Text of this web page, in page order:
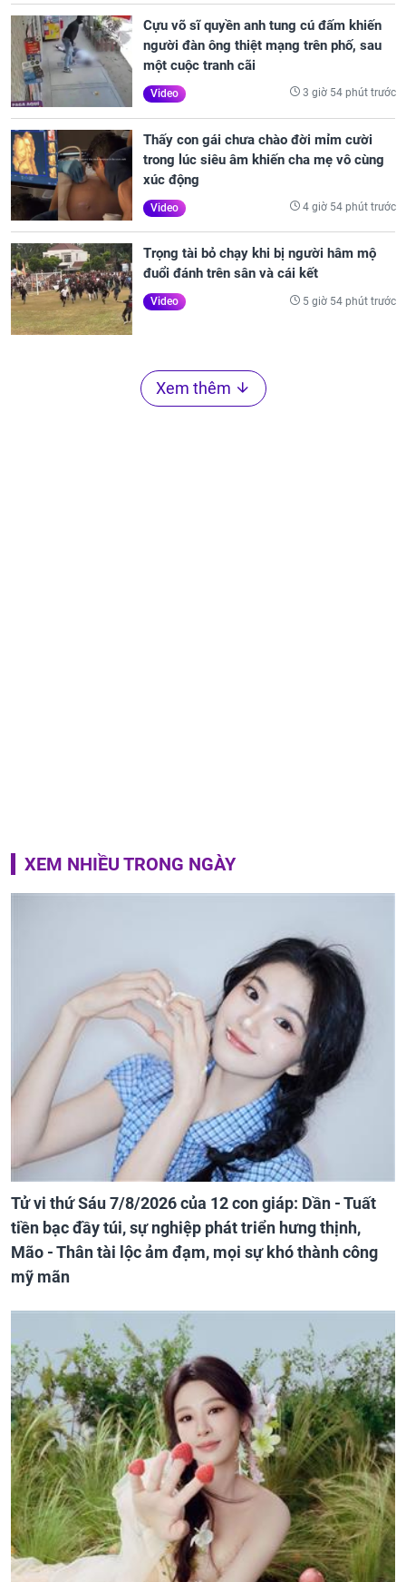
Cựu võ sĩ quyền anh tung cú đấm khiến
người đàn ông thiệt mạng trên phố, sau
một cuộc tranh cãi
Video 3 giờ 54 phút trước
Thấy con gái chưa chào đời mỉm cười
trong lúc siêu âm khiến cha mẹ vô cùng
xúc động
Video 4 giờ 54 phút trước
Trọng tài bỏ chạy khi bị người hâm mộ
đuổi đánh trên sân và cái kết
Video 5 giờ 54 phút trước
Xem thêm
XEM NHIỀU TRONG NGÀY
Tử vi thứ Sáu 7/8/2026 của 12 con giáp: Dần - Tuất
tiền bạc đầy túi, sự nghiệp phát triển hưng thịnh,
Mão - Thân tài lộc ảm đạm, mọi sự khó thành công
mỹ mãn